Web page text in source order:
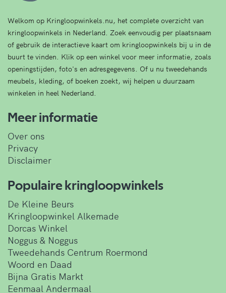
Welkom op Kringloopwinkels.nu, het complete overzicht van
kringloopwinkels in Nederland. Zoek eenvoudig per plaatsnaam
of gebruik de interactieve kaart om kringloopwinkels bij u in de
buurt te vinden. Klik op een winkel voor meer informatie, zoals
openingstijden, foto's en adresgegevens. Of u nu tweedehands
meubels, kleding, of boeken zoekt, wij helpen u duurzaam
winkelen in heel Nederland.
Meer informatie
Over ons
Privacy
Disclaimer
Populaire kringloopwinkels
De Kleine Beurs
Kringloopwinkel Alkemade
Dorcas Winkel
Noggus & Noggus
Tweedehands Centrum Roermond
Woord en Daad
Bijna Gratis Markt
Eenmaal Andermaal